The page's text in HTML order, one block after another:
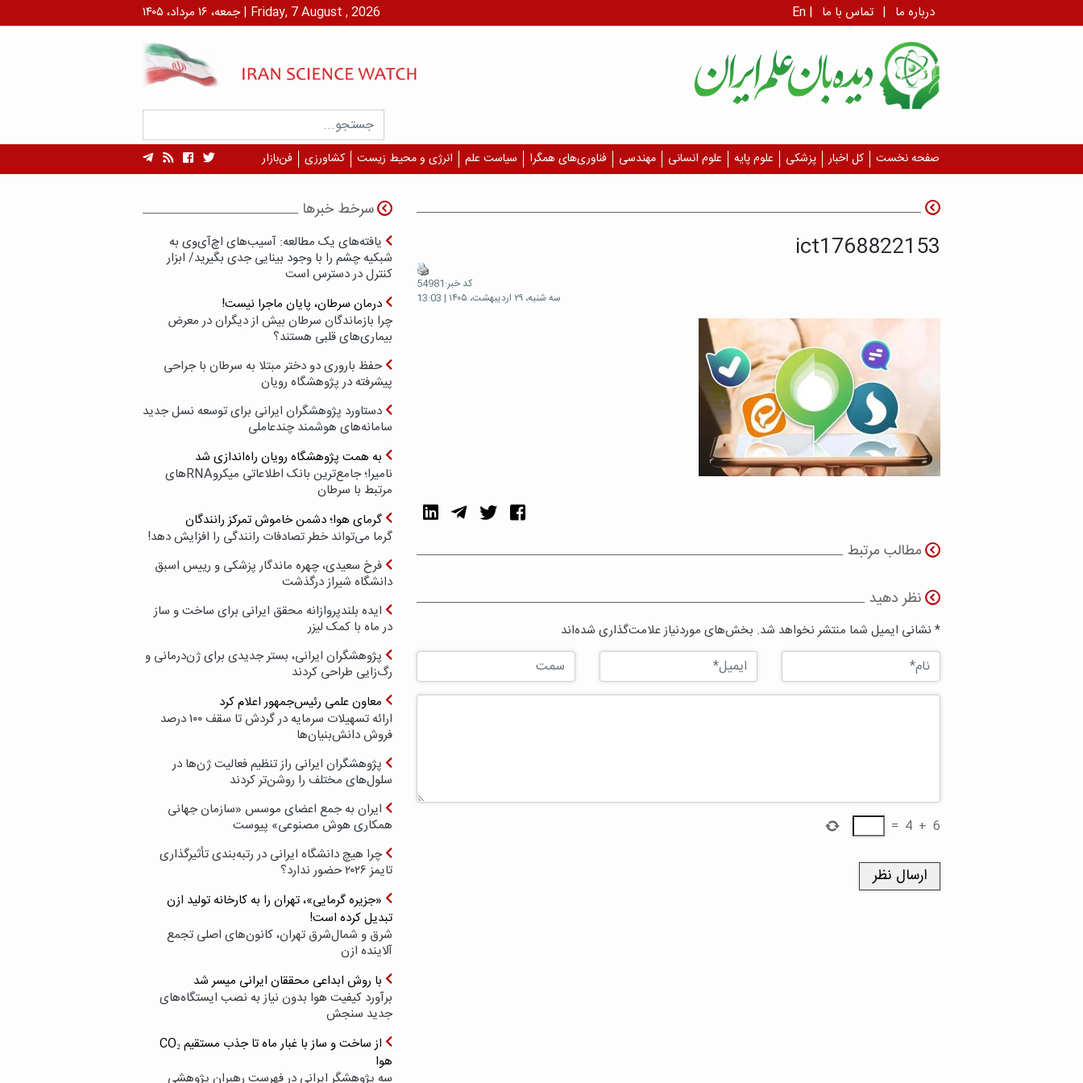
جمعه، ۱۶ مرداد، ۱۴۰۵ | Friday, 7 August , 2026 En | درباره ما | تماس با ما
صفحه نخست کل اخبار پزشکی علوم پایه علوم انسانی مهندسی فناوری‌های همگرا سیاست علم انرژی و محیط زیست کشاورزی فن‌بازار
ict1768822153
کد خبر:54981
سه شنبه، ۲۹ اردیبهشت، ۱۴۰۵ | 13:03
مطالب مرتبط
نظر دهید
* نشانی ایمیل شما منتشر نخواهد شد. بخش‌های موردنیاز علامت‌گذاری شده‌اند
6
+
4
=
سرخط خبرها
یافته‌های یک مطالعه: آسیب‌های اچ‌آی‌وی به
شبکیه چشم را با وجود بینایی جدی بگیرید/ ابزار
کنترل در دسترس است
درمان سرطان، پایان ماجرا نیست!
چرا بازماندگان سرطان بیش از دیگران در معرض
بیماری‌های قلبی هستند؟
حفظ باروری دو دختر مبتلا به سرطان با جراحی
پیشرفته در پژوهشگاه رویان
دستاورد پژوهشگران ایرانی برای توسعه نسل جدید
سامانه‌های هوشمند چندعاملی
به همت پژوهشگاه رویان راه‌اندازی شد
نامیرا؛ جامع‌ترین بانک اطلاعاتی میکروRNAهای
مرتبط با سرطان
گرمای هوا؛ دشمن خاموش تمرکز رانندگان
گرما می‌تواند خطر تصادفات رانندگی را افزایش دهد!
فرخ سعیدی، چهره ماندگار پزشکی و رییس اسبق
دانشگاه شیراز درگذشت
ایده بلندپروازانه محقق ایرانی برای ساخت و ساز
در ماه با کمک لیزر
پژوهشگران ایرانی، بستر جدیدی برای ژن‌درمانی و
رگ‌زایی طراحی کردند
معاون علمی رئیس‌جمهور اعلام کرد
ارائه تسهیلات سرمایه در گردش تا سقف ۱۰۰ درصد
فروش دانش‌بنیان‌ها
پژوهشگران ایرانی راز تنظیم فعالیت ژن‌ها در
سلول‌های مختلف را روشن‌تر کردند
ایران به جمع اعضای موسس «سازمان جهانی
همکاری هوش مصنوعی» پیوست
چرا هیچ دانشگاه ایرانی در رتبه‌بندی تأثیرگذاری
تایمز ۲۰۲۶ حضور ندارد؟
«جزیره گرمایی»، تهران را به کارخانه تولید ازن
تبدیل کرده است!
شرق و شمال‌شرق تهران، کانون‌های اصلی تجمع
آلاینده ازن
با روش ابداعی محققان ایرانی میسر شد
برآورد کیفیت هوا بدون نیاز به نصب ایستگاه‌های
جدید سنجش
از ساخت و ساز با غبار ماه تا جذب مستقیم CO₂
هوا
سه پژوهشگر ایرانی در فهرست رهبران پژوهشی